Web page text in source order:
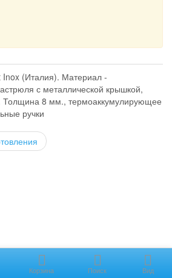
Inox (Италия). Материал -
с металлической крышкой,
Толщина 8 мм., термоаккумулирующее
ручки
Корзина Поиск Вид